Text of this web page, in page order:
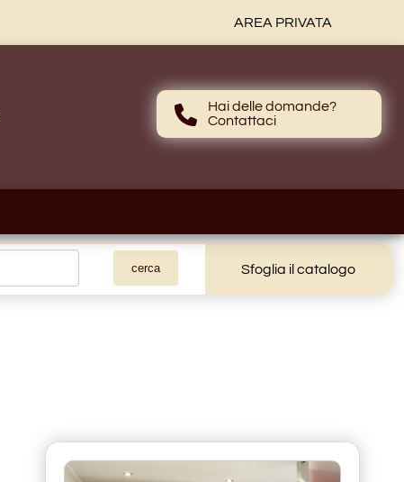
AREA PRIVATA
Contattaci
Sfoglia il catalogo
Hai delle domande?
Contattaci